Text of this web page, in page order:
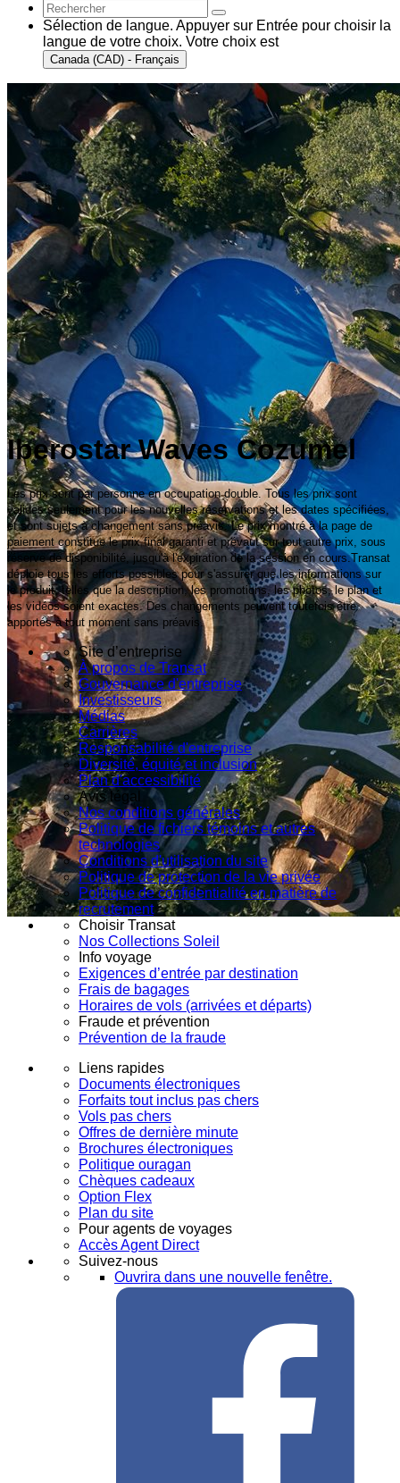
Sélection de langue. Appuyer sur Entrée pour choisir la
langue de votre choix. Votre choix est
Canada (CAD) - Français
Iberostar Waves Cozumel
Les prix sont par personne en occupation double. Tous les prix sont
valides seulement pour les nouvelles réservations et les dates spécifiées,
et sont sujets à changement sans préavis. Le prix montré à la page de
paiement constitue le prix final garanti et prévaut sur tout autre prix, sous
réserve de disponibilité, jusqu'à l'expiration de la session en cours.Transat
déploie tous les efforts possibles pour s'assurer que les informations sur
le produit, telles que la description, les promotions, les photos, le plan et
les vidéos soient exactes. Des changements peuvent toutefois être
apportés à tout moment sans préavis.
Site d’entreprise
À propos de Transat
Gouvernance d'entreprise
Investisseurs
Médias
Carrières
Responsabilité d'entreprise
Diversité, équité et inclusion
Plan d'accessibilité
Avis légal
Nos conditions générales
Politique de fichiers témoins et autres
technologies
Conditions d'utilisation du site
Politique de protection de la vie privée
Politique de confidentialité en matière de
recrutement
Choisir Transat
Nos Collections Soleil
Info voyage
Exigences d’entrée par destination
Frais de bagages
Horaires de vols (arrivées et départs)
Fraude et prévention
Prévention de la fraude
Liens rapides
Documents électroniques
Forfaits tout inclus pas chers
Vols pas chers
Offres de dernière minute
Brochures électroniques
Politique ouragan
Chèques cadeaux
Option Flex
Plan du site
Pour agents de voyages
Accès Agent Direct
Suivez-nous
Ouvrira dans une nouvelle fenêtre.